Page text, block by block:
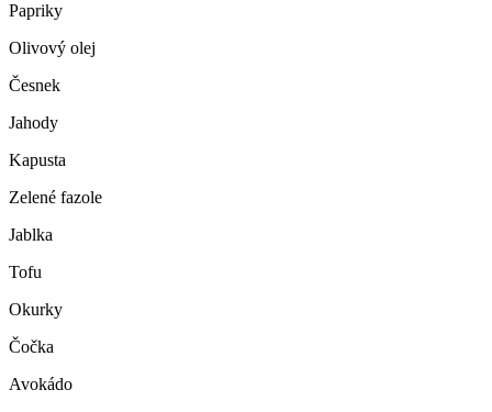
Papriky
Olivový olej
Česnek
Jahody
Kapusta
Zelené fazole
Jablka
Tofu
Okurky
Čočka
Avokádo